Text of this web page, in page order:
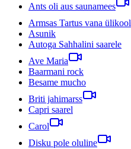
Ants oli aus saunamees
Armsas Tartus vana ülikool
Asunik
Autoga Sahhalini saarele
Ave Maria
Baarmani rock
Besame mucho
Briti jahimarss
Capri saarel
Carol
Disku pole oluline